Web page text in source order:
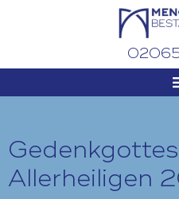
Allerheiligen